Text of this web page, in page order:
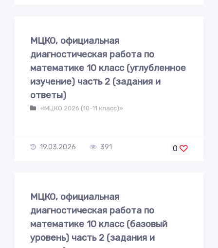
МЦКО, официальная
диагностическая работа по
математике 10 класс (углубленное
изучение) часть 2 (задания и
ответы)
«МЦКО 2026 (10-11 класс)»
19.03.2026 391 0
МЦКО, официальная
диагностическая работа по
математике 10 класс (базовый
уровень) часть 2 (задания и